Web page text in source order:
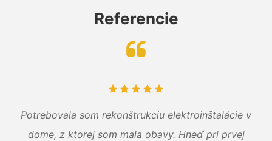
Referencie
Potrebovala som rekonštrukciu elektroinštalácie v
dome, z ktorej som mala obavy. Hneď pri prvej